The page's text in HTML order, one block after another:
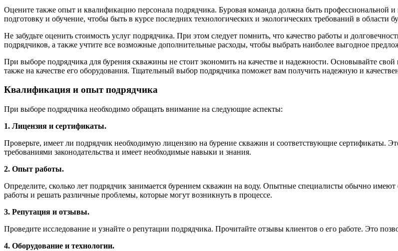
Оцените также опыт и квалификацию персонала подрядчика. Буровая команда должна быть профессиональной
подготовку и обучение, чтобы быть в курсе последних технологических и экологических требований в области
Не забудьте оценить стоимость услуг подрядчика. При этом следует помнить, что качество работы и
подрядчиков, а также учтите все возможные дополнительные расходы, чтобы выбрать наиболее выгодное
При выборе подрядчика для бурения скважины не стоит экономить на качестве и надежности. Основывайте
также на качестве его оборудования. Тщательный выбор подрядчика поможет вам получить надежную и
Квалификация и опыт подрядчика
При выборе подрядчика необходимо обращать внимание на следующие аспекты:
1. Лицензия и сертификаты.
Проверьте, имеет ли подрядчик необходимую лицензию на бурение скважин и соответствующие сертификаты.
требованиями законодательства и имеет необходимые навыки и знания.
2. Опыт работы.
Определите, сколько лет подрядчик занимается бурением скважин на воду. Опытные специалисты обычно
работы и решать различные проблемы, которые могут возникнуть в процессе.
3. Репутация и отзывы.
Проведите исследование и узнайте о репутации подрядчика. Прочитайте отзывы клиентов о его работе. Это
4. Оборудование и технологии.